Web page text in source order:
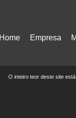
Home Empresa
O inteiro teor deste site